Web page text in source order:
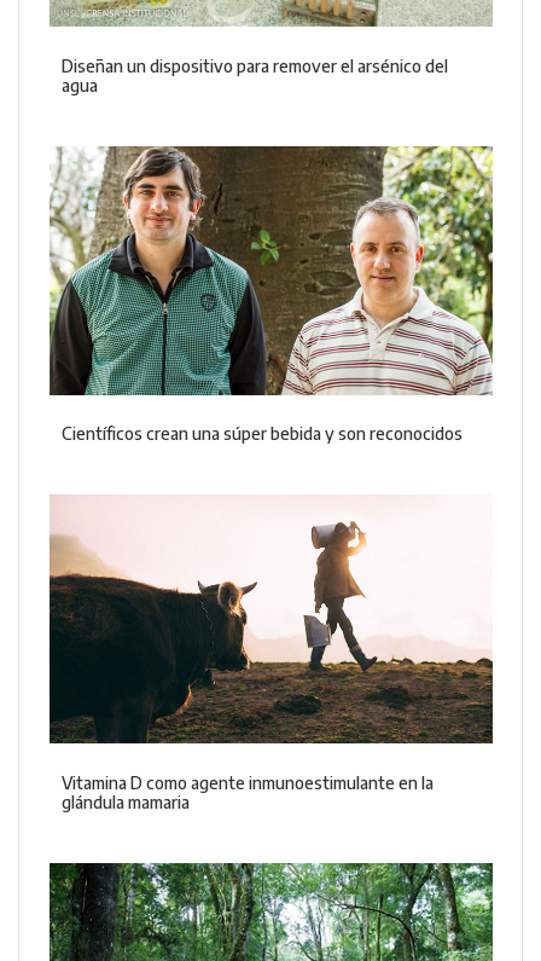
Diseñan un dispositivo para remover el arsénico del
agua
Científicos crean una súper bebida y son reconocidos
Vitamina D como agente inmunoestimulante en la
glándula mamaria